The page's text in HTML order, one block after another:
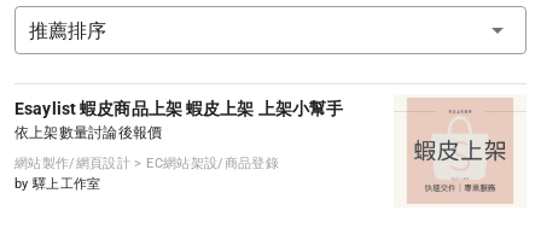
推薦排序
Esaylist 蝦皮商品上架 蝦皮上架 上架小幫手
依上架數量討論後報價
網站製作/網頁設計 > EC網站架設/商品登錄
by 驛上工作室